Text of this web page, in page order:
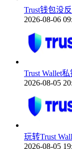
Trust钱包没
2026-08-06
Trust Wallet
2026-08-05
玩转Trust
2026-08-05